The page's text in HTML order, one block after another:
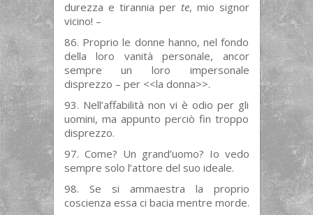
durezza e tirannia per te, mio signor
vicino! –
86. Proprio le donne hanno, nel fondo
della loro vanità personale, ancor
sempre un loro impersonale
disprezzo – per <<la donna>>.
93. Nell’affabilità non vi è odio per gli
uomini, ma appunto perciò fin troppo
disprezzo.
97. Come? Un grand’uomo? Io vedo
sempre solo l’attore del suo ideale.
98. Se si ammaestra la proprio
coscienza essa ci bacia mentre morde.